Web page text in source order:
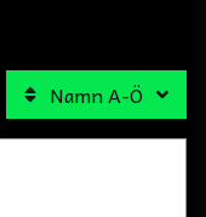
Namn A-Ö